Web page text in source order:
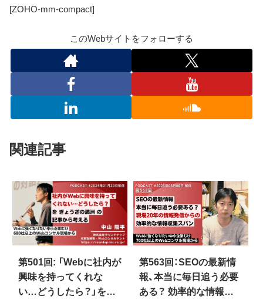
[ZOHO-mm-compact]
このWebサイトをフォローする
関連記事
第501回: 「Webに社内が
興味を持ってくれな
い…どうしたら？」をぎ
第563回：SEOの最新情
報、本当に毎日追う必要
ある？ 効率的な情報収